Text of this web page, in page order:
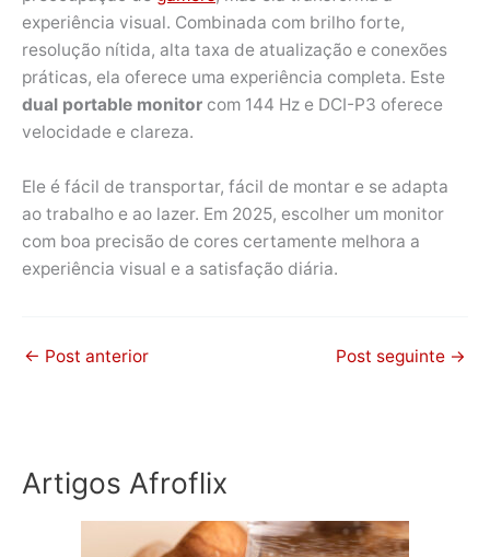
experiência visual. Combinada com brilho forte,
resolução nítida, alta taxa de atualização e conexões
práticas, ela oferece uma experiência completa. Este
dual portable monitor com 144 Hz e DCI-P3 oferece
velocidade e clareza.
Ele é fácil de transportar, fácil de montar e se adapta
ao trabalho e ao lazer. Em 2025, escolher um monitor
com boa precisão de cores certamente melhora a
experiência visual e a satisfação diária.
← Post anterior Post seguinte →
Artigos Afroflix